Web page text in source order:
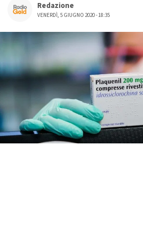
Redazione
VENERDÌ, 5 GIUGNO 2020 - 18:35